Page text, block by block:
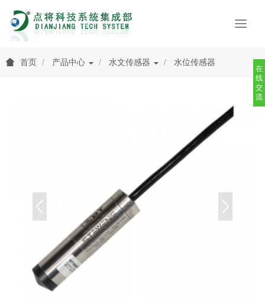
首页 产品中心 水文传感器 水位传感器
在
线
交
流